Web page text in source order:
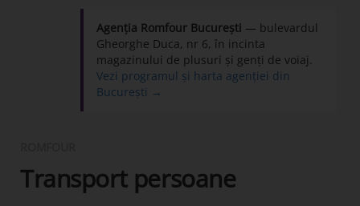
Agenția Romfour București — bulevardul
Gheorghe Duca, nr 6, în incinta
magazinului de plusuri și genți de voiaj.
Vezi programul și harta agenției din
București →
Transport persoane